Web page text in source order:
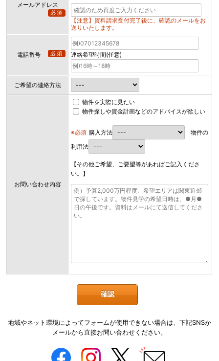
メールアドレス
必須
【注意】資料請求受付完了後に、確認のメールをお
送りいたします。
電話番号 必須 連絡希望時間(任意)
ご希望の連絡方法
お問い合わせ内容
物件を実際に見たい
物件探しや資金計画などのアドバイスが欲しい
※必須 購入方法
物件の
利用法
【その他ご希望、ご要望等があればご記入くださ
い。】
地域やネット環境によってフォームが使用できない場合は、下記SNSか
メールから直接お問い合わせください。